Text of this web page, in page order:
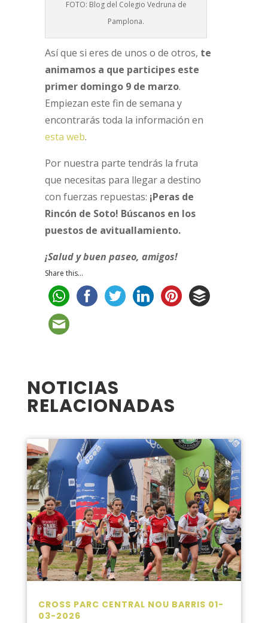
FOTO: Blog del Colegio Vedruna de
Pamplona.
Así que si eres de unos o de otros, te
animamos a que participes este
primer domingo 9 de marzo.
Empiezan este fin de semana y
encontrarás toda la información en
esta web.
Por nuestra parte tendrás la fruta
que necesitas para llegar a destino
con fuerzas repuestas: ¡Peras de
Rincón de Soto! Búscanos en los
puestos de avituallamiento.
¡Salud y buen paseo, amigos!
Share this...
NOTICIAS
RELACIONADAS
CROSS PARC CENTRAL NOU BARRIS 01-
03-2026